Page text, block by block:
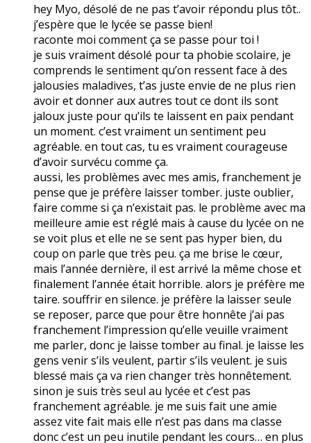
hey Myo, désolé de ne pas t’avoir répondu plus tôt..
j’espère que le lycée se passe bien!
raconte moi comment ça se passe pour toi !
je suis vraiment désolé pour ta phobie scolaire, je
comprends le sentiment qu’on ressent face à des
jalousies maladives, t’as juste envie de ne plus rien
avoir et donner aux autres tout ce dont ils sont
jaloux juste pour qu’ils te laissent en paix pendant
un moment. c’est vraiment un sentiment peu
agréable. en tout cas, tu es vraiment courageuse
d’avoir survécu comme ça.
aussi, les problèmes avec mes amis, franchement je
pense que je préfère laisser tomber. juste oublier,
faire comme si ça n’existait pas. le problème avec ma
meilleure amie est réglé mais à cause du lycée on ne
se voit plus et elle ne se sent pas hyper bien, du
coup on parle que très peu. ça me brise le cœur,
mais l’année dernière, il est arrivé la même chose et
finalement l’année était horrible. alors je préfère me
taire. souffrir en silence. je préfère la laisser seule
se reposer, parce que pour être honnête j’ai pas
franchement l’impression qu’elle veuille vraiment
me parler, donc je laisse tomber au final. je laisse les
gens venir s’ils veulent, partir s’ils veulent. je suis
blessé mais ça va rien changer très honnêtement.
sinon je suis très seul au lycée et c’est pas
franchement agréable. je me suis fait une amie
assez vite fait mais elle n’est pas dans ma classe
donc c’est un peu inutile pendant les cours… en plus